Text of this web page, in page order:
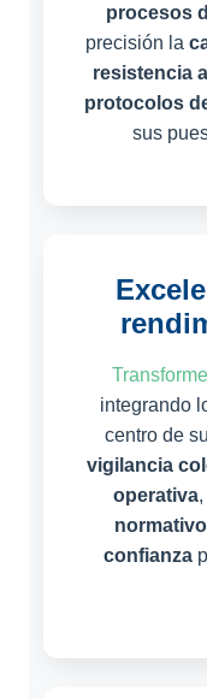
procesos
precisión la
resistencia
protocolos
sus
integrando
centro de
vigilancia
operativa,
normativo
confianza